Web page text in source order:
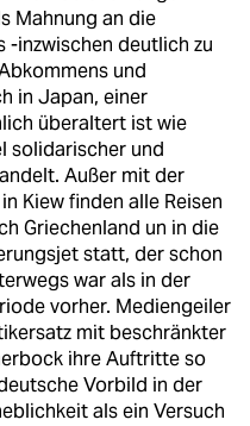
Mahnung an die
-inzwischen deutlich zu
und
in Japan, einer
überaltert ist wie
solidarischer und
Außer mit der
Kiew finden alle Reisen
Griechenland un in die
statt, der schon
war als in der
vorher. Mediengeiler
mit beschränkter
ihre Auftritte so
Vorbild in der
als ein Versuch